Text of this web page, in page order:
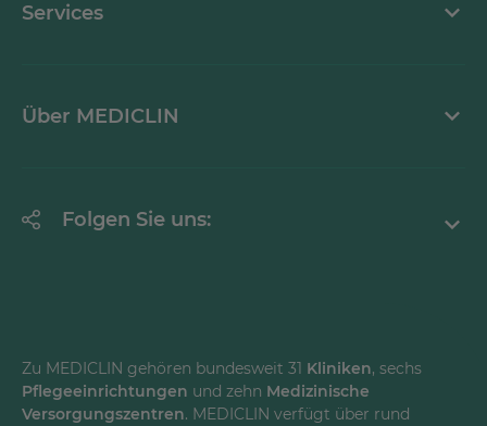
Services
Über MEDICLIN
Folgen Sie uns:
Youtube
LinkedInd
Zu MEDICLIN gehören bundesweit 31 Kliniken, sechs
Pflegeeinrichtungen und zehn Medizinische
Versorgungszentren. MEDICLIN verfügt über rund